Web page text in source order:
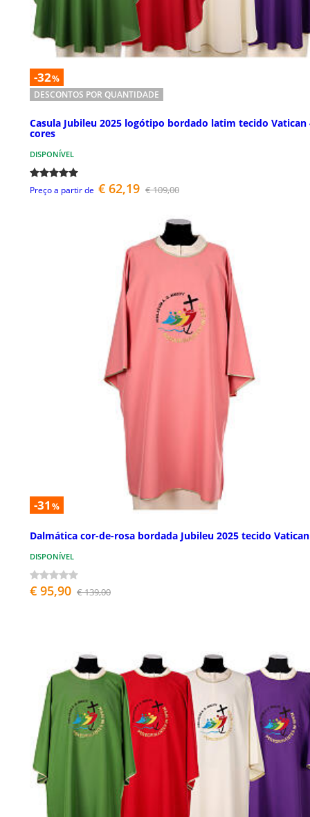
-32%
DESCONTOS POR QUANTIDADE
Casula Jubileu 2025 logótipo bordado latim tecido Vatican
cores
DISPONÍVEL
Preço a partir de € 62,19 € 109,00
-31 %
Dalmática cor-de-rosa bordada Jubileu 2025 tecido Vatican
DISPONÍVEL
€ 95,90 € 139,00